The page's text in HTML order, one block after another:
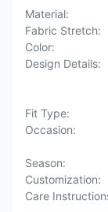
Material:
Fabric Stretch:
Color:
Design Details:
Fit Type:
Occasion:
Season:
Customization:
Care